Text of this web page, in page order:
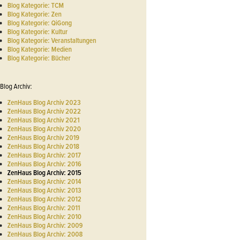
Blog Kategorie: TCM
Blog Kategorie: Zen
Blog Kategorie: QiGong
Blog Kategorie: Kultur
Blog Kategorie: Veranstaltungen
Blog Kategorie: Medien
Blog Kategorie: Bücher
Blog Archiv:
ZenHaus Blog Archiv 2023
ZenHaus Blog Archiv 2022
ZenHaus Blog Archiv 2021
ZenHaus Blog Archiv 2020
ZenHaus Blog Archiv 2019
ZenHaus Blog Archiv 2018
ZenHaus Blog Archiv: 2017
ZenHaus Blog Archiv: 2016
ZenHaus Blog Archiv: 2015
ZenHaus Blog Archiv: 2014
ZenHaus Blog Archiv: 2013
ZenHaus Blog Archiv: 2012
ZenHaus Blog Archiv: 2011
ZenHaus Blog Archiv: 2010
ZenHaus Blog Archiv: 2009
ZenHaus Blog Archiv: 2008